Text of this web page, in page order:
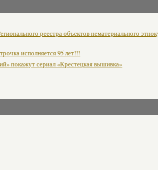
реестра объектов нематериального
исполняется 95 лет!!!
покажут сериал «Крестецкая вышивка»